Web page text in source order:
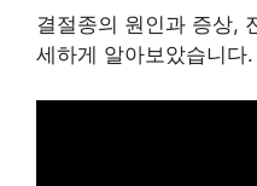
결절종의 원인과 증상,
세하게 알아보았습니다.